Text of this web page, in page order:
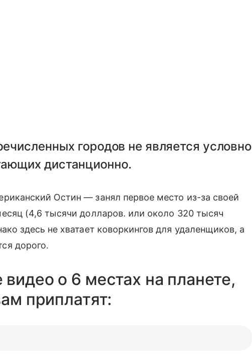
городов не является условно
дистанционно.
Остин — занял первое место из-за своей
(4,6 тысячи долларов. или около 320 тысяч
здесь не хватает коворкингов для удаленщиков, а
дорого.
о 6 местах на планете,
приплатят: